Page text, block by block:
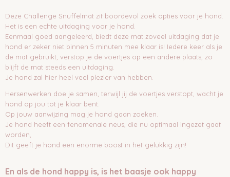
Deze Challenge Snuffelmat zit boordevol zoek opties voor je hond.
Het is een echte uitdaging voor je hond.
Eenmaal goed aangeleerd, biedt deze mat zoveel uitdaging dat je
hond er zeker niet binnen 5 minuten mee klaar is! Iedere keer als je
de mat gebruikt, verstop je de voertjes op een andere plaats, zo
blijft de mat steeds een uitdaging.
Je hond zal hier heel veel plezier van hebben.
Hersenwerken doe je samen, terwijl jij de voertjes verstopt, wacht je
hond op jou tot je klaar bent.
Op jouw aanwijzing mag je hond gaan zoeken.
Je hond heeft een fenomenale neus, die nu optimaal ingezet gaat
worden,
Dit geeft je hond een enorme boost in het gelukkig zijn!
En als de hond happy is, is het baasje ook happy